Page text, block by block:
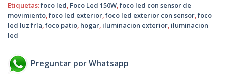
Etiquetas:foco led, Foco Led 150W,foco led con sensor de
movimiento,foco led exterior,foco led exterior con sensor,foco
led luz fría,foco patio, hogar, iluminacion exterior, iluminacion
led
Preguntar por Whatsapp